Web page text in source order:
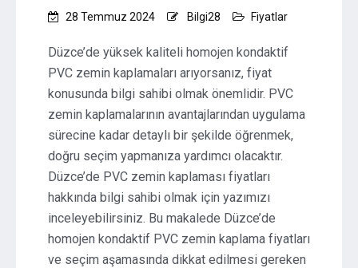
28 Temmuz 2024 Bilgi28 Fiyatlar
Düzce’de yüksek kaliteli homojen kondaktif
PVC zemin kaplamaları arıyorsanız, fiyat
konusunda bilgi sahibi olmak önemlidir. PVC
zemin kaplamalarının avantajlarından uygulama
sürecine kadar detaylı bir şekilde öğrenmek,
doğru seçim yapmanıza yardımcı olacaktır.
Düzce’de PVC zemin kaplaması fiyatları
hakkında bilgi sahibi olmak için yazımızı
inceleyebilirsiniz. Bu makalede Düzce’de
homojen kondaktif PVC zemin kaplama fiyatları
ve seçim aşamasında dikkat edilmesi gereken